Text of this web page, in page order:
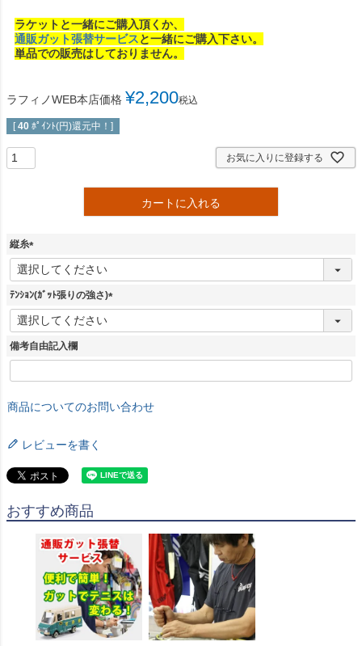
ラケットと一緒にご購入頂くか、
通販ガット張替サービスと一緒にご購入下さい。
単品での販売はしておりません。
ラフィノWEB本店価格 ¥2,200税込
[ 40 ﾎﾟｲﾝﾄ(円)還元中！]
お気に入りに登録する
カートに入れる
縦糸
(
必
須
ﾃﾝｼｮﾝ(ｶﾞｯﾄ張りの強さ)
(
備考自由記入欄
商品についてのお問い合わせ
レビューを書く
おすすめ商品